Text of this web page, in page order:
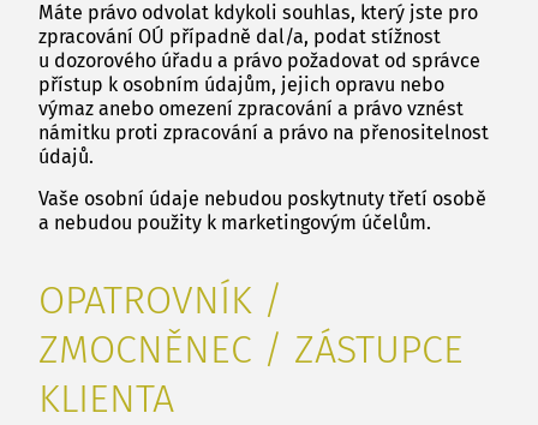
Máte právo odvolat kdykoli souhlas, který jste pro
zpracování OÚ případně dal/a, podat stížnost
u dozorového úřadu a právo požadovat od správce
přístup k osobním údajům, jejich opravu nebo
výmaz anebo omezení zpracování a právo vznést
námitku proti zpracování a právo na přenositelnost
údajů.
Vaše osobní údaje nebudou poskytnuty třetí osobě
a nebudou použity k marketingovým účelům.
OPATROVNÍK /
ZMOCNĚNEC / ZÁSTUPCE
KLIENTA